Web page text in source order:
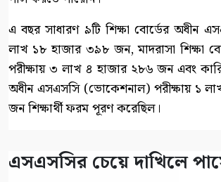
এ বছর সাধারণ ৯টি শিক্ষা বোর্ডের অধীন
লাখ ১৮ হাজার ৩৯৮ জন, মাদরাসা শিক্ষা
পরীক্ষায় ৩ লাখ ৪ হাজার ২৮৬ জন এবং
অধীন এসএসসি (ভোকেশনাল) পরীক্ষায় ১
জন শিক্ষার্থী ফরম পূরণ করেছিল।
এসএসসির চেয়ে দাখিলে